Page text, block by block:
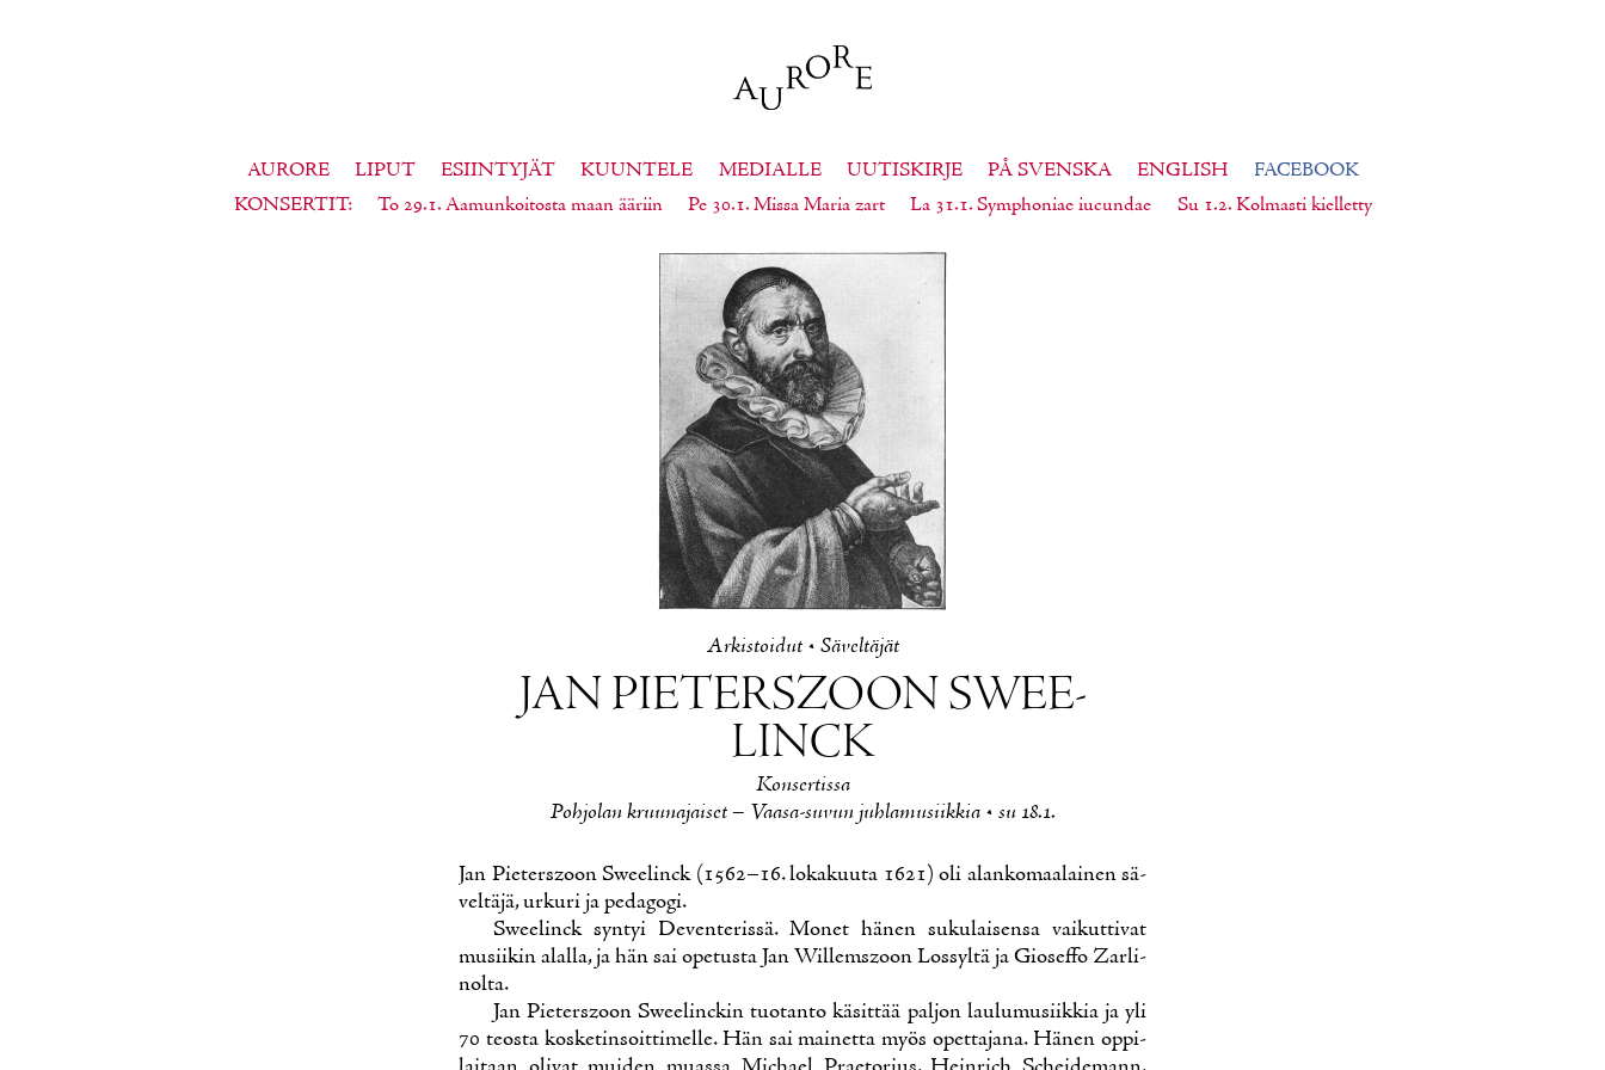
AURORE LIPUT ESIINTYJÄT KUUNTELE MEDIALLE UUTISKIRJE PÅ SVENSKA ENGLISH
FACEBOOK
KONSERTIT
To 29.1. Aamunkoitosta maan ääriin Pe 30.1. Missa Maria zart La 31.1. Symphoniae iucundae Su 1.2. Kolmasti kielletty
Ar­kis­toi­dut• Sä­vel­tä­jät
JAN PIE­TERSZOON SWEE­
LINCK
Kon­ser­tis­sa
Poh­jo­lan kruu­na­jai­set – Vaa­sa-su­vun juh­la­musiik­kia • su 18.1.
Jan Pie­terszoon Swee­linck (1562–16. lo­ka­kuu­ta 1621) oli alan­ko­maa­lai­nen sä­
vel­tä­jä, ur­ku­ri ja pe­da­go­gi.
Swee­linck syn­tyi De­ven­te­ris­sä. Mo­net hä­nen su­ku­lai­sen­sa vai­kut­ti­vat
musii­kin alal­la, ja hän sai ope­tus­ta Jan Wil­lemszoon Los­syl­tä ja Gio­sef­fo Zar­li­
nol­ta.
Jan Pie­terszoon Swee­linc­kin tuo­tan­to kä­sit­tää pal­jon lau­lu­musiik­kia ja yli
70 teos­ta kos­ke­tin­soit­ti­mel­le. Hän sai mai­net­ta myös opet­ta­ja­na. Hä­nen op­pi­